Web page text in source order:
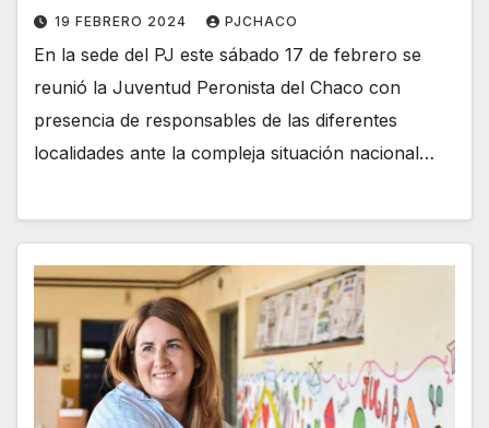
19 FEBRERO 2024 PJCHACO
En la sede del PJ este sábado 17 de febrero se
reunió la Juventud Peronista del Chaco con
presencia de responsables de las diferentes
localidades ante la compleja situación nacional…